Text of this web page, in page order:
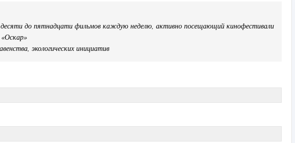
до пятнадцати фильмов каждую неделю, активно посещающий кинофестивали
экологических инициатив